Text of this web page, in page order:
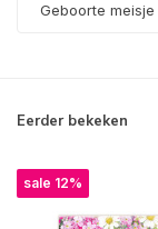
Geboorte meisje
Eerder bekeken
sale 12%